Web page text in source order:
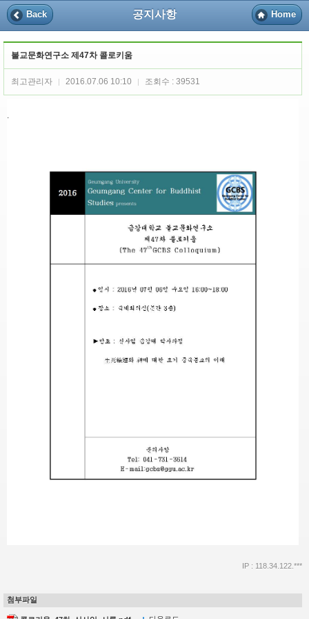
Back 공지사항 Home
불교문화연구소 제47차 콜로키움
최고관리자 2016.07.06 10:10 조회수 : 39531
.
IP : 118.34.122.***
첨부파일